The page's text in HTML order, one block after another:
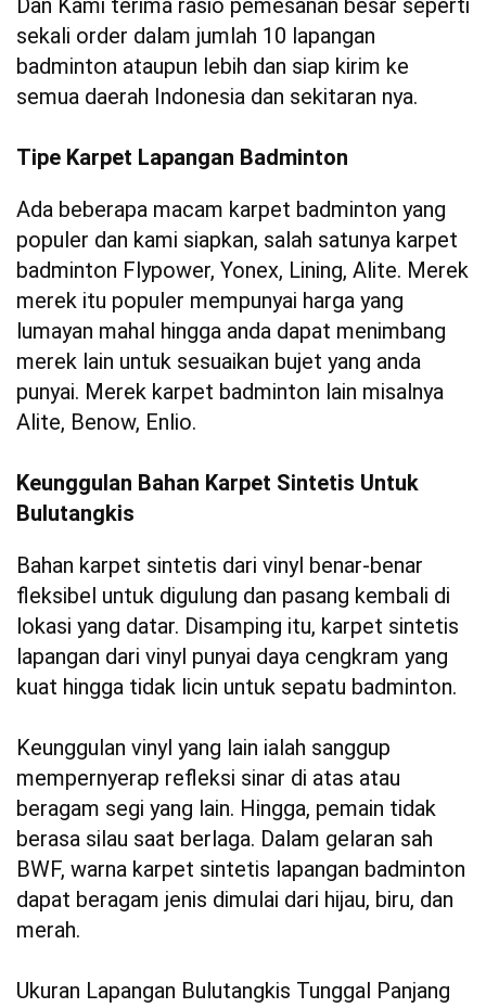
Dan Kami terima rasio pemesanan besar seperti
sekali order dalam jumlah 10 lapangan
badminton ataupun lebih dan siap kirim ke
semua daerah Indonesia dan sekitaran nya.
Tipe Karpet Lapangan Badminton
Ada beberapa macam karpet badminton yang
populer dan kami siapkan, salah satunya karpet
badminton Flypower, Yonex, Lining, Alite. Merek
merek itu populer mempunyai harga yang
lumayan mahal hingga anda dapat menimbang
merek lain untuk sesuaikan bujet yang anda
punyai. Merek karpet badminton lain misalnya
Alite, Benow, Enlio.
Keunggulan Bahan Karpet Sintetis Untuk
Bulutangkis
Bahan karpet sintetis dari vinyl benar-benar
fleksibel untuk digulung dan pasang kembali di
lokasi yang datar. Disamping itu, karpet sintetis
lapangan dari vinyl punyai daya cengkram yang
kuat hingga tidak licin untuk sepatu badminton.
Keunggulan vinyl yang lain ialah sanggup
mempernyerap refleksi sinar di atas atau
beragam segi yang lain. Hingga, pemain tidak
berasa silau saat berlaga. Dalam gelaran sah
BWF, warna karpet sintetis lapangan badminton
dapat beragam jenis dimulai dari hijau, biru, dan
merah.
Ukuran Lapangan Bulutangkis Tunggal Panjang